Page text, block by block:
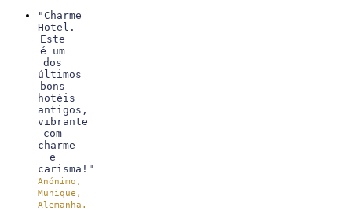
"Charme
Hotel.
Este
é um
dos
últimos
bons
hotéis
antigos,
vibrante
com
charme
e
carisma!"
Anónimo,
Munique,
Alemanha.